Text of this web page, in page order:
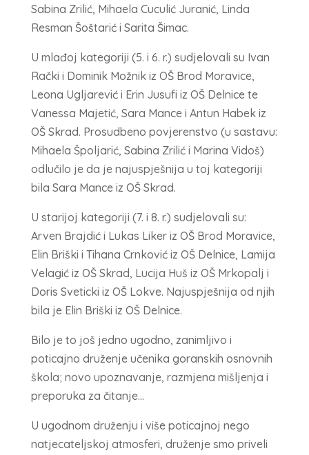
Sabina Zrilić, Mihaela Cuculić Juranić, Linda
Resman Šoštarić i Sarita Šimac.
U mlađoj kategoriji (5. i 6. r.) sudjelovali su Ivan
Rački i Dominik Možnik iz OŠ Brod Moravice,
Leona Ugljarević i Erin Jusufi iz OŠ Delnice te
Vanessa Majetić, Sara Mance i Antun Habek iz
OŠ Skrad. Prosudbeno povjerenstvo (u sastavu:
Mihaela Špoljarić, Sabina Zrilić i Marina Vidoš)
odlučilo je da je najuspješnija u toj kategoriji
bila Sara Mance iz OŠ Skrad.
U starijoj kategoriji (7. i 8. r.) sudjelovali su:
Arven Brajdić i Lukas Liker iz OŠ Brod Moravice,
Elin Briški i Tihana Crnković iz OŠ Delnice, Lamija
Velagić iz OŠ Skrad, Lucija Huš iz OŠ Mrkopalj i
Doris Sveticki iz OŠ Lokve. Najuspješnija od njih
bila je Elin Briški iz OŠ Delnice.
Bilo je to još jedno ugodno, zanimljivo i
poticajno druženje učenika goranskih osnovnih
škola; novo upoznavanje, razmjena mišljenja i
preporuka za čitanje…
U ugodnom druženju i više poticajnoj nego
natjecateljskoj atmosferi, druženje smo priveli